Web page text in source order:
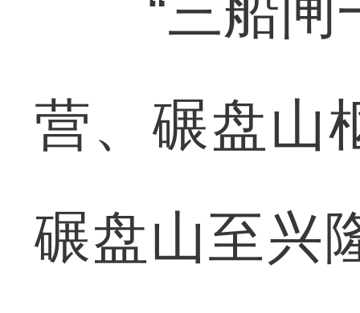
“三船闸一
营、碾盘山
碾盘山至兴